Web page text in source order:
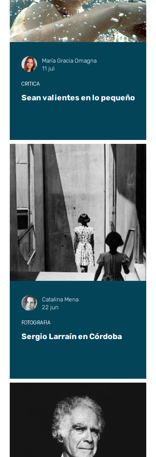
Sean valientes en lo pequeño
CRÍTICA
María Gracia Omagna
11 jul
Sergio Larraín en Córdoba
FOTOGRAFÍA
Catalina Mena
22 jun